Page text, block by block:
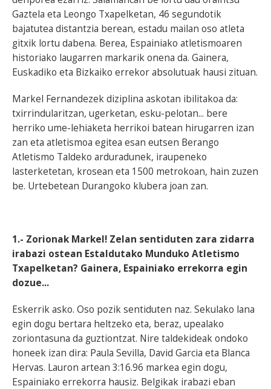
Gaztela eta Leongo Txapelketan, 46 segundotik
bajatutea distantzia berean, estadu mailan oso atleta
gitxik lortu dabena. Berea, Espainiako atletismoaren
historiako laugarren markarik onena da. Gainera,
Euskadiko eta Bizkaiko errekor absolutuak hausi zituan.
Markel Fernandezek diziplina askotan ibilitakoa da:
txirrindularitzan, ugerketan, esku-pelotan... bere
herriko ume-lehiaketa herrikoi batean hirugarren izan
zan eta atletismoa egitea esan eutsen Berango
Atletismo Taldeko arduradunek, iraupeneko
lasterketetan, krosean eta 1500 metrokoan, hain zuzen
be. Urtebetean Durangoko klubera joan zan.
1.- Zorionak Markel! Zelan sentiduten zara zidarra
irabazi ostean Estaldutako Munduko Atletismo
Txapelketan? Gainera, Espainiako errekorra egin
dozue...
Eskerrik asko. Oso pozik sentiduten naz. Sekulako lana
egin dogu bertara heltzeko eta, beraz, upealako
zoriontasuna da guztiontzat. Nire taldekideak ondoko
honeek izan dira: Paula Sevilla, David Garcia eta Blanca
Hervas. Lauron artean 3:16.96 markea egin dogu,
Espainiako errekorra hausiz. Belgikak irabazi eban